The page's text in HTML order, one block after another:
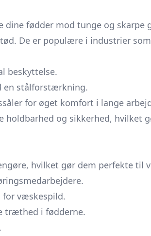
fødder mod tunge og skarpe
De er populære i industrier
beskyttelse.
en stålforstærkning.
for øget komfort i lange
og sikkerhed, hvilket
hvilket gør dem perfekte til
for væskespild.
træthed i fødderne.